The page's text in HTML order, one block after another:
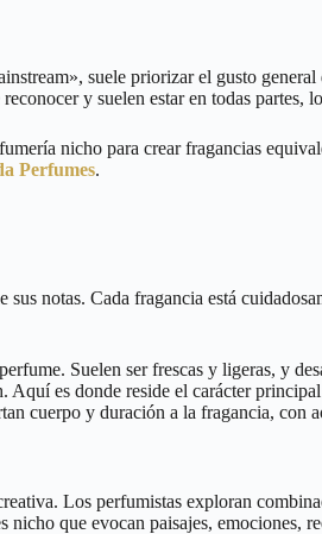
suele priorizar el gusto
y suelen estar en todas partes,
nicho para crear fragancias
Perfumes.
notas. Cada fragancia está
Suelen ser frescas y ligeras, y
Aquí es donde reside el carácter
cuerpo y duración a la fragancia, con
Los perfumistas exploran
que evocan paisajes, emociones,